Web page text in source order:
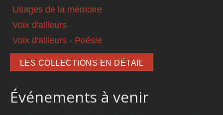
Usages de la mémoire
Voix d'ailleurs
Voix d'ailleurs - Poésie
LES COLLECTIONS EN DÉTAIL
Événements à venir